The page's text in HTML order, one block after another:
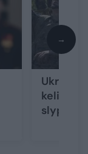
keliantis
slypi
→